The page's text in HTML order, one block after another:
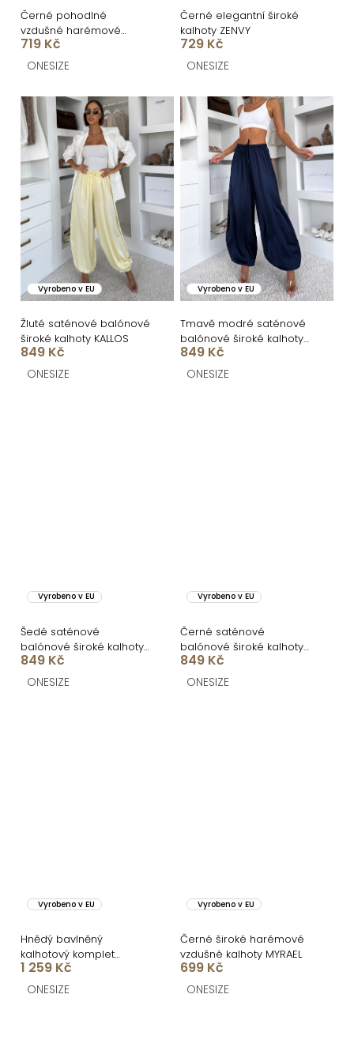
ů
u
k
ů
Černé pohodlné
vzdušné harémové
balonové kalhoty JOVIRA
719 Kč
ONESIZE
Černé elegantní široké
kalhoty ZENVY
729 Kč
ONESIZE
Vyrobeno v EU
Žluté saténové balónové
široké kalhoty KALLOS
849 Kč
ONESIZE
Vyrobeno v EU
Tmavě modré saténové
balónové široké kalhoty
KALLOS
849 Kč
ONESIZE
Vyrobeno v EU
Šedé saténové
balónové široké kalhoty
KALLOS
849 Kč
ONESIZE
Vyrobeno v EU
Černé saténové
balónové široké kalhoty
KALLOS
849 Kč
ONESIZE
Vyrobeno v EU
Hnědý bavlněný
kalhotový komplet
MOCHACA
1 259 Kč
ONESIZE
Vyrobeno v EU
Černé široké harémové
vzdušné kalhoty MYRAEL
699 Kč
ONESIZE